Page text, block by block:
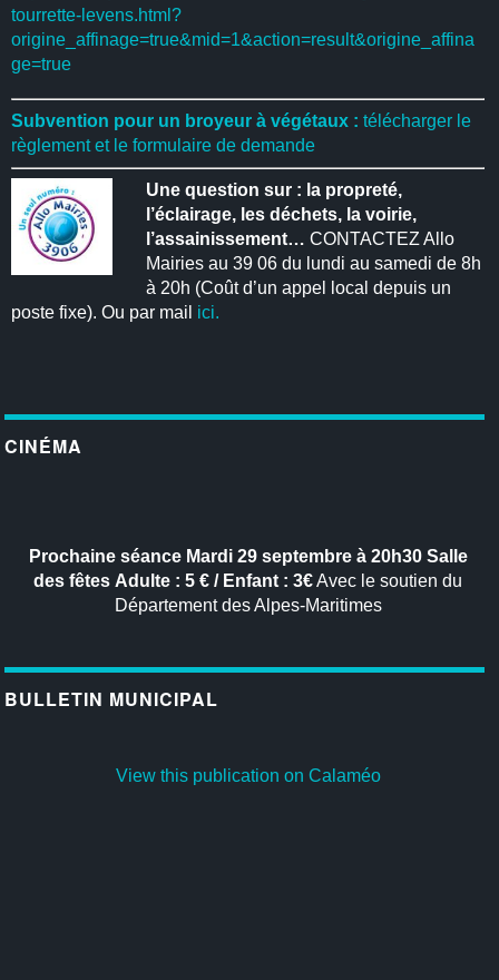
tourrette-levens.html?
origine_affinage=true&mid=1&action=result&origine_affina
ge=true
Subvention pour un broyeur à végétaux : télécharger le
règlement et le formulaire de demande
Une question sur : la propreté,
l’éclairage, les déchets, la voirie,
l’assainissement… CONTACTEZ Allo
Mairies au 39 06 du lundi au samedi de 8h
à 20h (Coût d’un appel local depuis un
poste fixe). Ou par mail ici.
CINÉMA
Prochaine séanceMardi 29 septembre à 20h30 Salle
des fêtes Adulte : 5 € / Enfant : 3€Avec le soutien du
Département des Alpes-Maritimes
BULLETIN MUNICIPAL
View this publication on Calaméo